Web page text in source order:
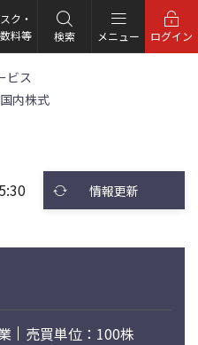
ク・
料等
検索 メニュー ログイン
ビス
国内株式
情報更新
売買単位：100株